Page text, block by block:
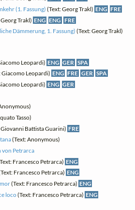
(1. Fassung)(Text: Georg Trakl) ENG FRE
Trakl) ENG ENG FRE
Dämmerung, 1. Fassung) (Text: Georg Trakl)
Leopardi) ENG GER SPA
Giacomo Leopardi) ENG FRE GER SPA
Leopardi) ENG GER
Tasso)
Battista Guarini) FRE
(Text: Anonymous)
von Petrarca
Francesco Petrarca) ENG
Francesco Petrarca) ENG
(Text: Francesco Petrarca) ENG
loco(Text: Francesco Petrarca) ENG